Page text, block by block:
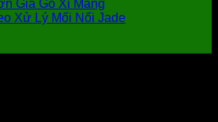
Giả Gỗ Xi Măng
Xử Lý Mối Nối Jade